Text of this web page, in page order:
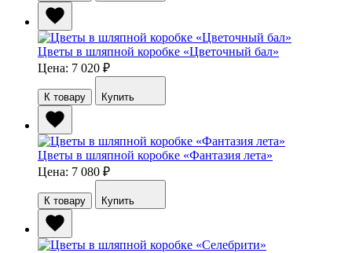
Цветы в шляпной коробке «Цветочный бал»
Цена: 7 020 ₽
К товару Купить
Цветы в шляпной коробке «Фантазия лета»
Цена: 7 080 ₽
К товару Купить